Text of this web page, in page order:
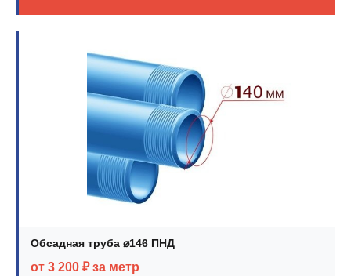
Обсадная труба ⌀146 ПНД
от 3 200 ₽ за метр